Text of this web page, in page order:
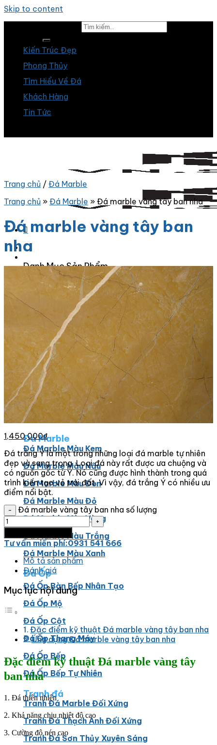
Skip to content
Kiến Trúc Đẹp
Phong Thủy
Tìm Hiểu Về Đá
Khách Hàng
Tin Tức
Danh Mục Sản Phẩm
Đá Granite
Đá Granite Màu Vàng
Đá Granite Màu Xám
Đá Granite Màu Đen
Đá Granite Màu Xanh
Đá Granite Màu Nâu
Đá Granite Màu Đỏ
Đá Travertine
Đá Marble
Đá Marble Màu Kem
Đá Marble Màu Nâu
Đá Marble Màu Đen
Đá Marble Màu Đỏ
Đá Marble Màu Vàng
Đá Marble Màu Trắng
Đá Marble Màu Xanh
Đá Ốp
Đá Ốp Bàn Bếp Nhân Tạo​
Đá Ốp Mộ
Đá Ốp Cột
Đá Ốp Thang Máy
Đá Ốp Bếp
Đá Ốp Bếp Tự Nhiên
Tranh đá
Tranh Đá Marble Đối Xứng
Tranh Đá Thạch Anh Đối Xứng
Tranh Đá Sơn Thủy Xuyên Sáng
Trang chủ / Đá Marble
Trang chủ » Đá Marble » Đá marble vàng tây ban nha
Đá marble vàng tây ban
nha
1,450,000₫
Đá trắng Ý là một trong những loại đá marble tự nhiên
đẹp và sang trọng. Loại đá này rất được ưa chuộng và
có nguồn gốc từ Ý. Nó cũng được hình thành trong quá
trình kiến tạo vỏ trái đất. Vì vậy, đá trắng Ý có nhiều ưu
điểm nổi bật.
Đá marble vàng tây ban nha số lượng
Tư vấn miến phí:0931 541 666
Mô tả sản phẩm
Đánh giá
Mục lục nội dung
Đặc điểm kỹ thuật Đá marble vàng tây ban nha
Ứng dụng Đá marble vàng tây ban nha
Đặc điểm kỹ thuật Đá marble vàng tây
ban nha
1. Đá thiên nhiên
2. Khả năng chịu nhiệt độ cao
3. Cường độ nén cao